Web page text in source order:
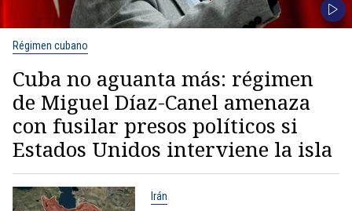
Régimen cubano
Cuba no aguanta más: régimen
de Miguel Díaz-Canel amenaza
con fusilar presos políticos si
Estados Unidos interviene la isla
Irán